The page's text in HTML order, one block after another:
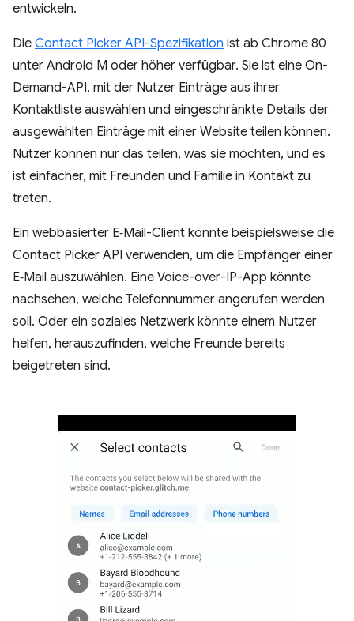
entwickeln.
Die Contact Picker API-Spezifikation ist ab Chrome 80
unter Android M oder höher verfügbar. Sie ist eine On-
Demand-API, mit der Nutzer Einträge aus ihrer
Kontaktliste auswählen und eingeschränkte Details der
ausgewählten Einträge mit einer Website teilen können.
Nutzer können nur das teilen, was sie möchten, und es
ist einfacher, mit Freunden und Familie in Kontakt zu
treten.
Ein webbasierter E‑Mail-Client könnte beispielsweise die
Contact Picker API verwenden, um die Empfänger einer
E‑Mail auszuwählen. Eine Voice-over-IP-App könnte
nachsehen, welche Telefonnummer angerufen werden
soll. Oder ein soziales Netzwerk könnte einem Nutzer
helfen, herauszufinden, welche Freunde bereits
beigetreten sind.